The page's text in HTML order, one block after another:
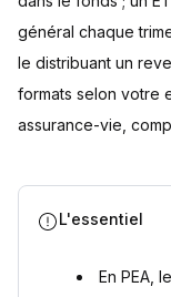
général chaque
le distribuant un
formats selon votre
assurance-vie,
L'essentiel
En PEA,